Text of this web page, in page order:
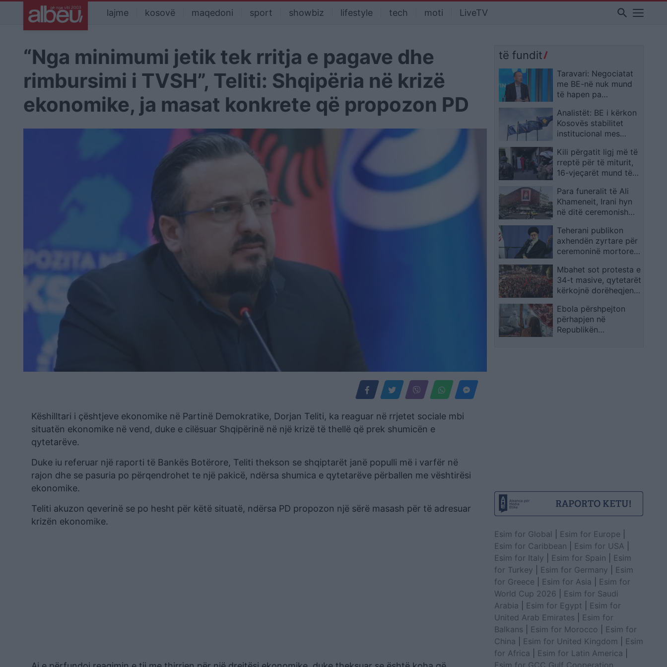
lajme kosovë maqedoni sport showbiz lifestyle tech moti LiveTV search
“Nga minimumi jetik tek rritja e pagave dhe
rimbursimi i TVSH”, Teliti: Shqipëria në krizë
ekonomike, ja masat konkrete që propozon PD
Këshilltari i çështjeve ekonomike në Partinë Demokratike, Dorjan Teliti, ka reaguar në rrjetet sociale mbi
situatën ekonomike në vend, duke e cilësuar Shqipërinë në një krizë të thellë që prek shumicën e
qytetarëve.
Duke iu referuar një raporti të Bankës Botërore, Teliti thekson se shqiptarët janë populli më i varfër në
rajon dhe se pasuria po përqendrohet te një pakicë, ndërsa shumica e qytetarëve përballen me vështirësi
ekonomike.
Teliti akuzon qeverinë se po hesht për këtë situatë, ndërsa PD propozon një sërë masash për të adresuar
krizën ekonomike.
të fundit
Taravari: Negociatat
me BE-në nuk mund
të hapen pa
kushtetuese
Analistët: BE i kërkon
Kosovës stabilitet
institucional mes
Kili përgatit ligj më të
rreptë për të miturit,
16-vjeçarët mund të
të rritur për krime të
rënda
Para funeralit të Ali
Khameneit, Irani hyn
në ditë ceremonish
masa të forta sigurie
dhe mobilizim të gjerë
qytetar
Teherani publikon
axhendën zyrtare për
ceremoninë mortore
Khameneit,
delegacione nga rreth
100 shtete priten në
Mbahet sot protesta e
34-t masive, qytetarët
kërkojnë dorëheqjen e
Edi Ramës: Ju erdhi
fundi
Ebola përshpejton
përhapjen në
Republikën
Esim for Global Esim for Europe
Esim for Caribbean
Esim for USA
Esim for Italy
Esim for Spain
Esim
for Turkey
Esim for Germany
Esim
for Greece
Esim for Asia
Esim for
World Cup 2026
Esim for Saudi
Arabia
Esim for Egypt
Esim for
United Arab Emirates
Esim for
Balkans
Esim for Morocco
Esim for
China
Esim for United Kingdom
Esim
for Africa
Esim for Latin America
Esim for GCC Gulf Cooperation